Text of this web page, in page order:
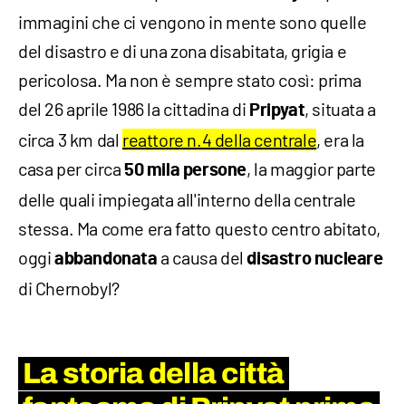
immagini che ci vengono in mente sono quelle
del disastro e di una zona disabitata, grigia e
pericolosa. Ma non è sempre stato così: prima
del 26 aprile 1986 la cittadina di Pripyat, situata a
circa 3 km dal reattore n.4 della centrale, era la
casa per circa 50 mila persone, la maggior parte
delle quali impiegata all'interno della centrale
stessa. Ma come era fatto questo centro abitato,
oggi abbandonata a causa deldisastro nucleare
di Chernobyl?
La storia della città